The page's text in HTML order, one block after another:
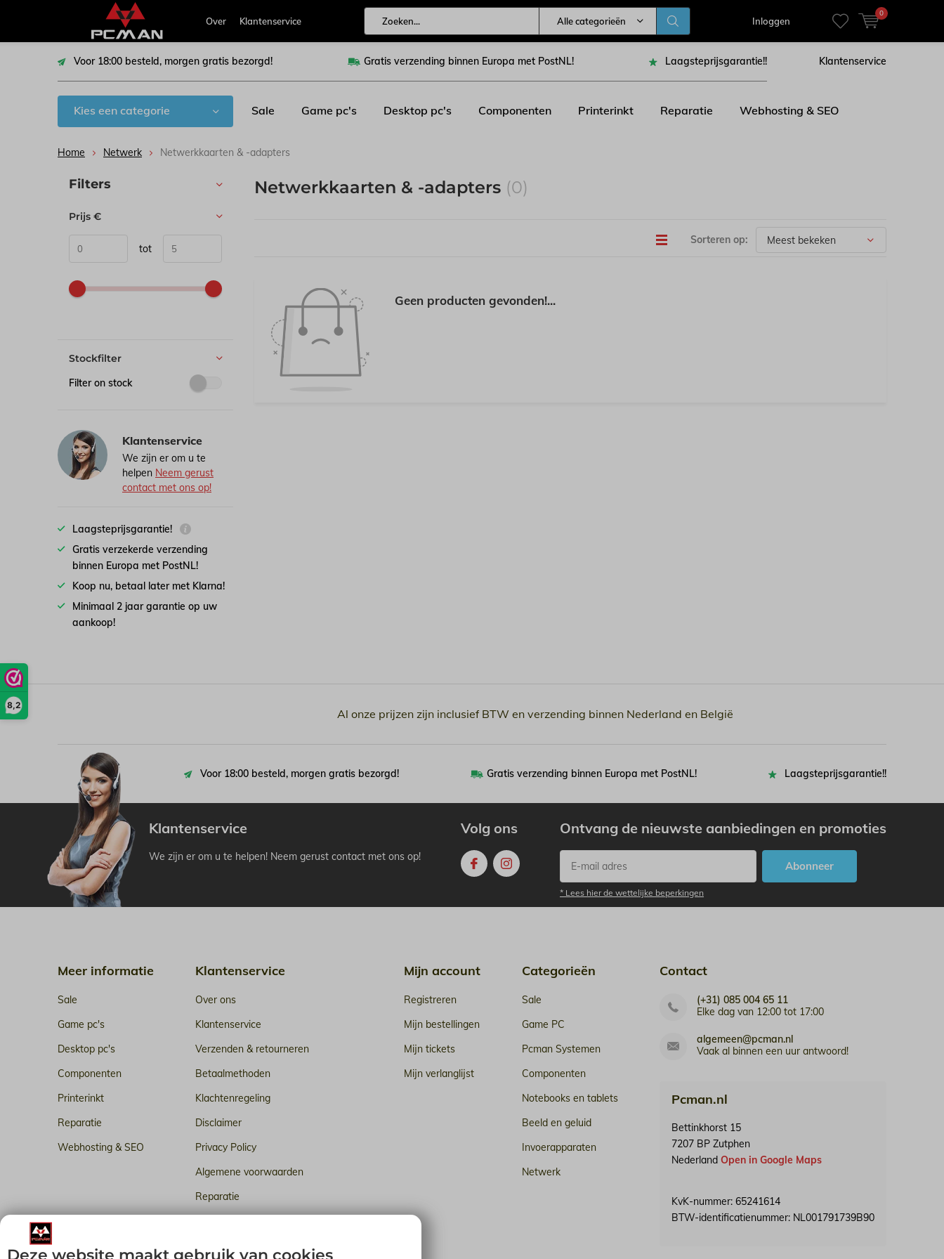
8,2
Over Klantenservice Alle categorieën Inloggen
0
Voor 18:00 besteld, morgen gratis bezorgd! Gratis verzending binnen Europa met PostNL! Laagsteprijsgarantie!! Klantenservice
Kies een categorie Sale Game pc's Desktop pc's Componenten Printerinkt Reparatie Webhosting & SEO
Home Netwerk Netwerkkaarten & -adapters
Netwerkkaarten & -adapters (0)
Sorteren op:
Geen producten gevonden!...
Sorteren op:
Filters
Prijs €
tot
Stockfilter
Filter on stock
Klantenservice
We zijn er om u te
helpen Neem gerust
contact met ons op!
Laagsteprijsgarantie!
Gratis verzekerde verzending
binnen Europa met PostNL!
Koop nu, betaal later met Klarna!
Minimaal 2 jaar garantie op uw
aankoop!
Al onze prijzen zijn inclusief BTW en verzending binnen Nederland en België
Voor 18:00 besteld, morgen gratis bezorgd! Gratis verzending binnen Europa met PostNL! Laagsteprijsgarantie!!
Klantenservice
We zijn er om u te helpen! Neem gerust contact met ons op!
Volg ons Ontvang de nieuwste aanbiedingen en promoties
Abonneer
* Lees hier de wettelijke beperkingen
Meer informatie
Sale
Game pc's
Desktop pc's
Componenten
Printerinkt
Reparatie
Webhosting & SEO
Klantenservice
Over ons
Klantenservice
Verzenden & retourneren
Betaalmethoden
Klachtenregeling
Disclaimer
Privacy Policy
Algemene voorwaarden
Reparatie
Mijn account
Registreren
Mijn bestellingen
Mijn tickets
Mijn verlanglijst
Categorieën
Sale
Game PC
Pcman Systemen
Componenten
Notebooks en tablets
Beeld en geluid
Invoerapparaten
Netwerk
Contact
(+31) 085 004 65 11
Elke dag van 12:00 tot 17:00
algemeen@pcman.nl
Vaak al binnen een uur antwoord!
Pcman.nl
Bettinkhorst 15
7207 BP Zutphen
Nederland Open in Google Maps
KvK-nummer: 65241614
BTW-identificatienummer: NL001791739B90
Deze website maakt gebruik van cookies